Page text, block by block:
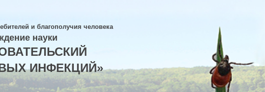
и благополучия человека
науки
ИНФЕКЦИЙ»